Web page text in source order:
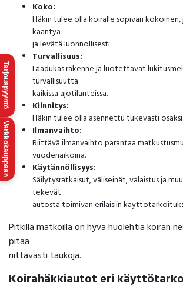
Koko:
Häkin tulee olla koiralle sopivan
kääntyä
ja levätä luonnollisesti.
Turvallisuus:
Laadukas rakenne ja luotettavat
turvallisuutta
kaikissa ajotilanteissa.
Kiinnitys:
Häkin tulee olla asennettu tukevasti
Ilmanvaihto:
Riittävä ilmanvaihto parantaa
vuodenaikoina.
Käytännöllisyys:
Säilytysratkaisut, väliseinät, valaistus ja
tekevät
autosta toimivan erilaisiin
Pitkillä matkoilla on hyvä huolehtia koiran
pitää
riittävästi taukoja.
Koirahäkkiautot eri
Tarjouspyyntö
Verkkokauppaan